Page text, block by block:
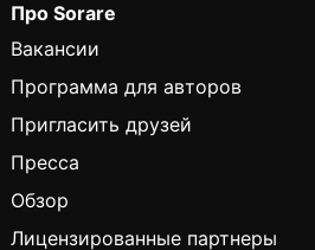
Про Sorare
Вакансии
Программа для авторов
Пригласить друзей
Пресса
Обзор
Лицензированные партнеры